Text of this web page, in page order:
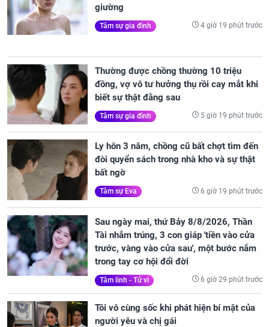
giường
Tâm sự gia đình 4 giờ 19 phút trước
Thường được chồng thường 10 triệu
đồng, vợ vô tư hưởng thụ rồi cay mắt khi
biết sự thật đằng sau
Tâm sự gia đình 5 giờ 19 phút trước
Ly hôn 3 năm, chồng cũ bất chợt tìm đến
đòi quyển sách trong nhà kho và sự thật
bất ngờ
Tâm sự Eva 6 giờ 19 phút trước
Sau ngày mai, thứ Bảy 8/8/2026, Thần
Tài nhắm trúng, 3 con giáp 'tiền vào cửa
trước, vàng vào cửa sau', một bước nắm
trong tay cơ hội đổi đời
Tâm linh - Tử vi 6 giờ 29 phút trước
Tôi vô cùng sốc khi phát hiện bí mật của
người yêu và chị gái